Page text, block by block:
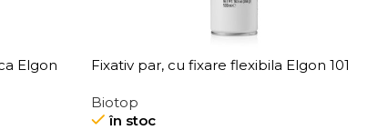
Elgon
Fixativ par, cu fixare flexibila Elgon 101
Biotop
în stoc